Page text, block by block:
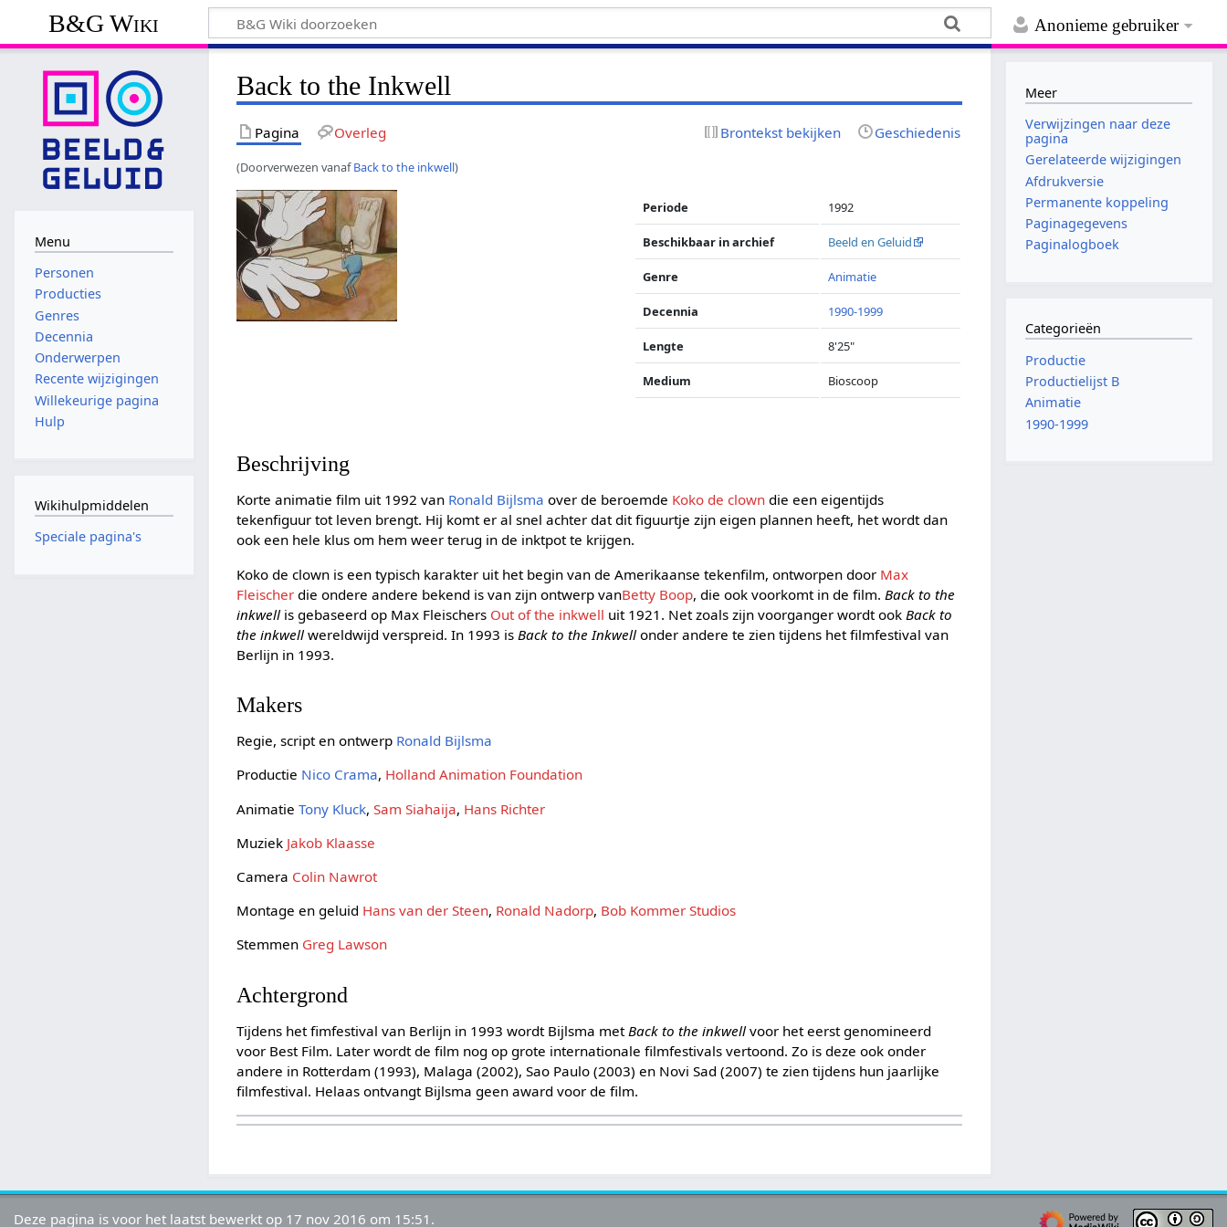
Anonieme gebruiker
B&G Wiki
Back to the Inkwell
Pagina Overleg Brontekst bekijken Geschiedenis
(Doorverwezen vanafBack to the inkwell)
Periode 1992
Beschikbaar in archief Beeld en Geluid
Genre Animatie
Decennia 1990-1999
Lengte 8'25"
Medium Bioscoop
Beschrijving
Korte animatie film uit 1992 van Ronald Bijlsma over de beroemde Koko de clown die een eigentijds
tekenfiguur tot leven brengt. Hij komt er al snel achter dat dit figuurtje zijn eigen plannen heeft, het wordt dan
ook een hele klus om hem weer terug in de inktpot te krijgen.
Koko de clown is een typisch karakter uit het begin van de Amerikaanse tekenfilm, ontworpen door Max
Fleischer die ondere andere bekend is van zijn ontwerp vanBetty Boop, die ook voorkomt in de film. Back to the
inkwell is gebaseerd op Max Fleischers Out of the inkwell uit 1921. Net zoals zijn voorganger wordt ook Back to
the inkwell wereldwijd verspreid. In 1993 is Back to the Inkwell onder andere te zien tijdens het filmfestival van
Berlijn in 1993.
Makers
Regie, script en ontwerp Ronald Bijlsma
Productie Nico Crama, Holland Animation Foundation
AnimatieTony Kluck,Sam Siahaija, Hans Richter
Muziek Jakob Klaasse
Camera Colin Nawrot
Montage en geluid Hans van der Steen, Ronald Nadorp, Bob Kommer Studios
Stemmen Greg Lawson
Achtergrond
Tijdens het fimfestival van Berlijn in 1993 wordt Bijlsma met Back to the inkwell voor het eerst genomineerd
voor Best Film. Later wordt de film nog op grote internationale filmfestivals vertoond. Zo is deze ook onder
andere in Rotterdam (1993), Malaga (2002), Sao Paulo (2003) en Novi Sad (2007) te zien tijdens hun jaarlijke
filmfestival. Helaas ontvangt Bijlsma geen award voor de film.
Menu
Personen
Producties
Genres
Decennia
Onderwerpen
Recente wijzigingen
Willekeurige pagina
Hulp
Wikihulpmiddelen
Speciale pagina's
Meer
Verwijzingen naar deze
pagina
Gerelateerde wijzigingen
Afdrukversie
Permanente koppeling
Paginagegevens
Paginalogboek
Categorieën
Productie
Productielijst B
Animatie
1990-1999
Deze pagina is voor het laatst bewerkt op 17 nov 2016 om 15:51.